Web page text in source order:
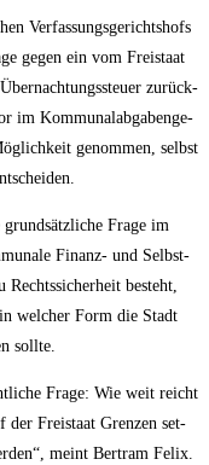
Ver­fas­sungs­ge­richts­hofs
gegen ein vom Frei­staat
zurück­
im Kom­mu­nal­ab­ga­ben­ge­
genom­men, selbst
Fra­ge im
Finanz- und Selbst­
besteht,
wel­cher Form die Stadt
sollte.
Fra­ge: Wie weit reicht
der Frei­staat Gren­zen set­
meint Bert­ram Felix.